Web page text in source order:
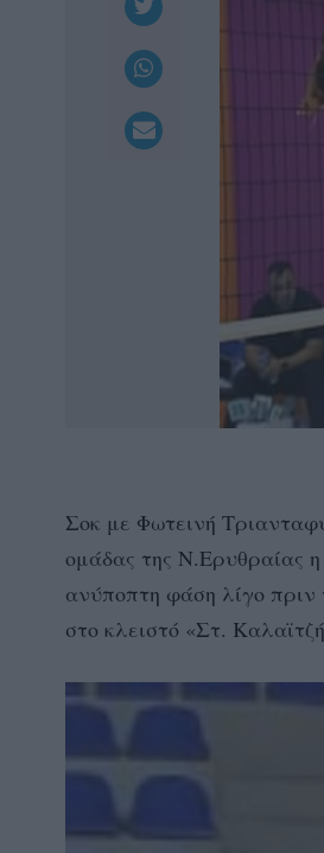
Σοκ με Φωτεινή
ομάδας της Ν.Ερυθραίας η
ανύποπτη φάση λίγο πριν
στο κλειστό «Στ.